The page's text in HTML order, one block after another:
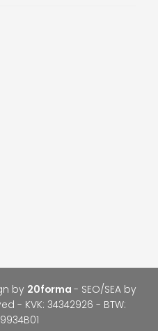
by 20forma - SEO/SEA by
- KVK: 34342926 - BTW: